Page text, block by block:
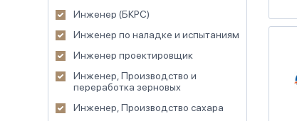
Инженер (БКРС)
Инженер по наладке и испытаниям
Инженер проектировщик
Инженер, Производство и
переработка зерновых
Инженер, Производство сахара